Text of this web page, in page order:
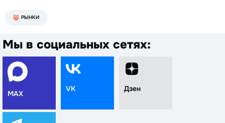
РЫНКИ
Мы в социальных сетях:
MAX
VK Дзен